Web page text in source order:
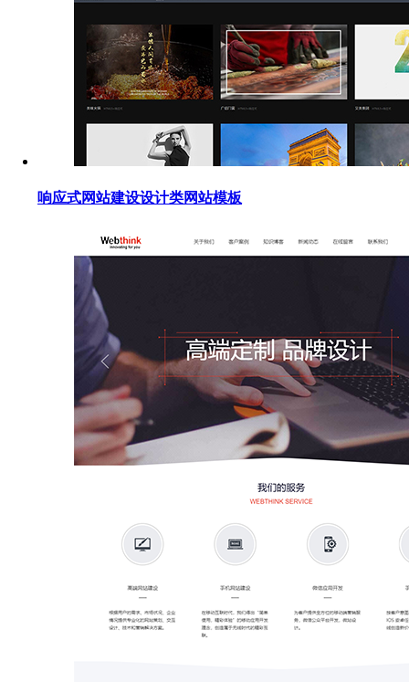
响应式网站建设设计类网站模板